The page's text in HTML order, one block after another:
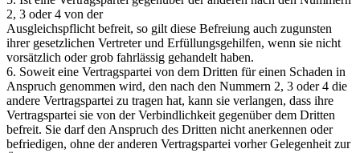
2, 3 oder 4 von der
Ausgleichspflicht befreit, so gilt diese Befreiung auch zugunsten
ihrer gesetzlichen Vertreter und Erfüllungsgehilfen, wenn sie nicht
vorsätzlich oder grob fahrlässig gehandelt haben.
6. Soweit eine Vertragspartei von dem Dritten für einen Schaden in
Anspruch genommen wird, den nach den Nummern 2, 3 oder 4 die
andere Vertragspartei zu tragen hat, kann sie verlangen, dass ihre
Vertragspartei sie von der Verbindlichkeit gegenüber dem Dritten
befreit. Sie darf den Anspruch des Dritten nicht anerkennen oder
befriedigen, ohne der anderen Vertragspartei vorher Gelegenheit zur